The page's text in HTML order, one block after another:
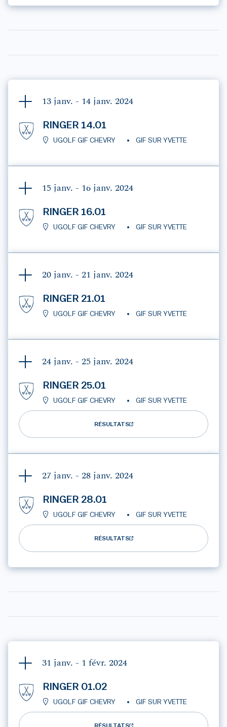
13 janv. - 14 janv. 2024
RINGER 14.01
UGOLF GIF CHEVRY GIF SUR YVETTE
15 janv. - 16 janv. 2024
RINGER 16.01
UGOLF GIF CHEVRY GIF SUR YVETTE
20 janv. - 21 janv. 2024
RINGER 21.01
UGOLF GIF CHEVRY GIF SUR YVETTE
24 janv. - 25 janv. 2024
RINGER 25.01
UGOLF GIF CHEVRY GIF SUR YVETTE
RÉSULTATS
27 janv. - 28 janv. 2024
RINGER 28.01
UGOLF GIF CHEVRY GIF SUR YVETTE
RÉSULTATS
31 janv. - 1 févr. 2024
RINGER 01.02
UGOLF GIF CHEVRY GIF SUR YVETTE
RÉSULTATS